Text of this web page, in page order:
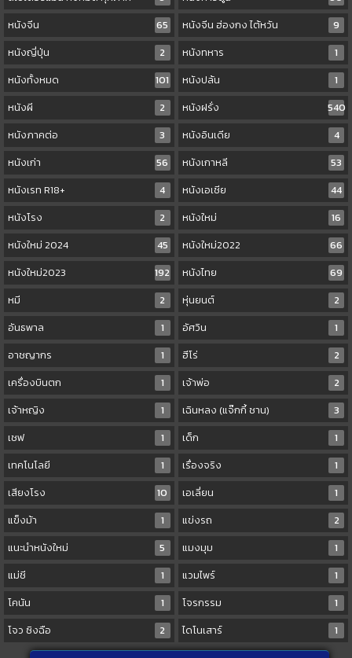
หนังจีน
65 หนังจีน ฮ่องกง ไต้หวัน
9
หนังญี่ปุ่น
2 หนังทหาร
1
หนังทั้งหมด
101 หนังปล้น
1
หนังผี
2 หนังฝรั่ง
540
หนังภาคต่อ
3 หนังอินเดีย
4
หนังเก่า
56 หนังเกาหลี
53
หนังเรท R18+
4 หนังเอเชีย
44
หนังโรง
2 หนังใหม่
16
หนังใหม่ 2024
45 หนังใหม่2022
66
หนังใหม่2023
192 หนังไทย
69
หมี
2 หุ่นยนต์
2
อันธพาล
1 อัศวิน
1
อาชญากร
1 ฮีโร่
2
เครื่องบินตก
1 เจ้าพ่อ
2
เจ้าหญิง
1 เฉินหลง (แจ๊กกี้ ชาน)
3
เชฟ
1 เด็ก
1
เทคโนโลยี
1 เรื่องจริง
1
เสียงโรง
10 เอเลี่ยน
1
แข็งม้า
1 แข่งรถ
2
แนะนำหนังใหม่
5 แมงมุม
1
แม่ชี
1 แวมไพร์
1
โคนัน
1 โจรกรรม
1
โจว ซิงฉือ
2 ไดโนเสาร์ 1